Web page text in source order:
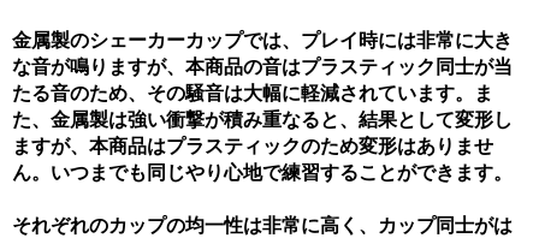
金属製のシェーカーカップでは、プレイ時には非常に大き
な音が鳴りますが、本商品の音はプラスティック同士が当
たる音のため、その騒音は大幅に軽減されています。ま
た、金属製は強い衝撃が積み重なると、結果として変形し
ますが、本商品はプラスティックのため変形はありませ
ん。いつまでも同じやり心地で練習することができます。
それぞれのカップの均一性は非常に高く、カップ同士がは